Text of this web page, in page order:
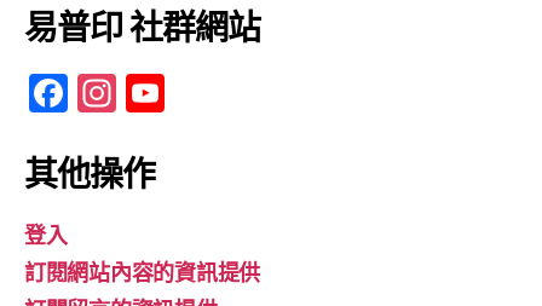
易普印 社群網站
F
c
b
o
In
a
a
m
u
b
其他操作
登入
訂閱網站內容的資訊提供